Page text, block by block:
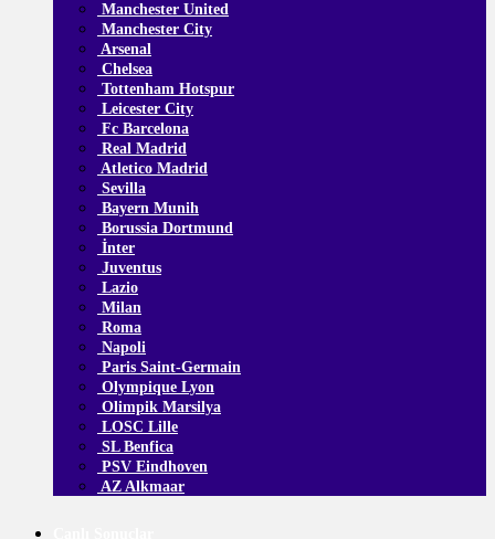
Manchester United
Manchester City
Arsenal
Chelsea
Tottenham Hotspur
Leicester City
Fc Barcelona
Real Madrid
Atletico Madrid
Sevilla
Bayern Munih
Borussia Dortmund
İnter
Juventus
Lazio
Milan
Roma
Napoli
Paris Saint-Germain
Olympique Lyon
Olimpik Marsilya
LOSC Lille
SL Benfica
PSV Eindhoven
AZ Alkmaar